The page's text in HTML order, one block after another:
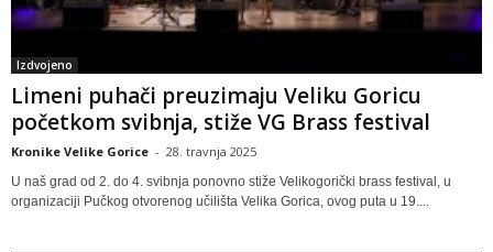
Izdvojeno
Limeni puhači preuzimaju Veliku Goricu
početkom svibnja, stiže VG Brass festival
Kronike Velike Gorice - 28. travnja 2025
U naš grad od 2. do 4. svibnja ponovno stiže Velikogorički brass festival, u
organizaciji Pučkog otvorenog učilišta Velika Gorica, ovog puta u 19....